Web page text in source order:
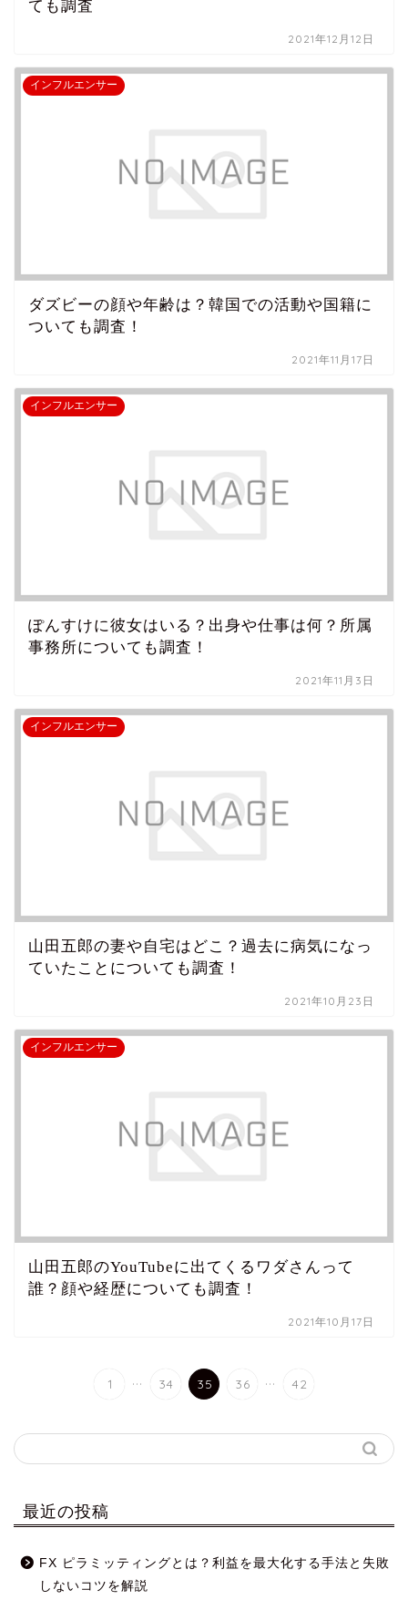
ても調査
2021年12月12日
インフルエンサー
ダズビーの顔や年齢は？韓国での活動や国籍に
ついても調査！
2021年11月17日
インフルエンサー
ぽんすけに彼女はいる？出身や仕事は何？所属
事務所についても調査！
2021年11月3日
インフルエンサー
山田五郎の妻や自宅はどこ？過去に病気になっ
ていたことについても調査！
2021年10月23日
インフルエンサー
山田五郎のYouTubeに出てくるワダさんって
誰？顔や経歴についても調査！
2021年10月17日
1 ... 34 35 36 ... 42
最近の投稿
FX ピラミッティングとは？利益を最大化する手法と失敗
しないコツを解説